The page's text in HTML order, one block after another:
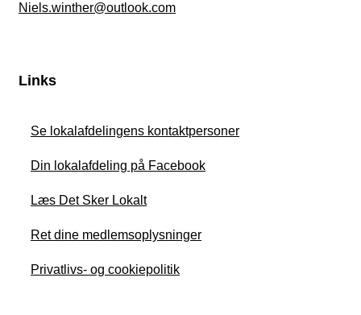
Niels.winther@outlook.com
Links
Se lokalafdelingens kontaktpersoner
Din lokalafdeling på Facebook
Læs Det Sker Lokalt
Ret dine medlemsoplysninger
Privatlivs- og cookiepolitik